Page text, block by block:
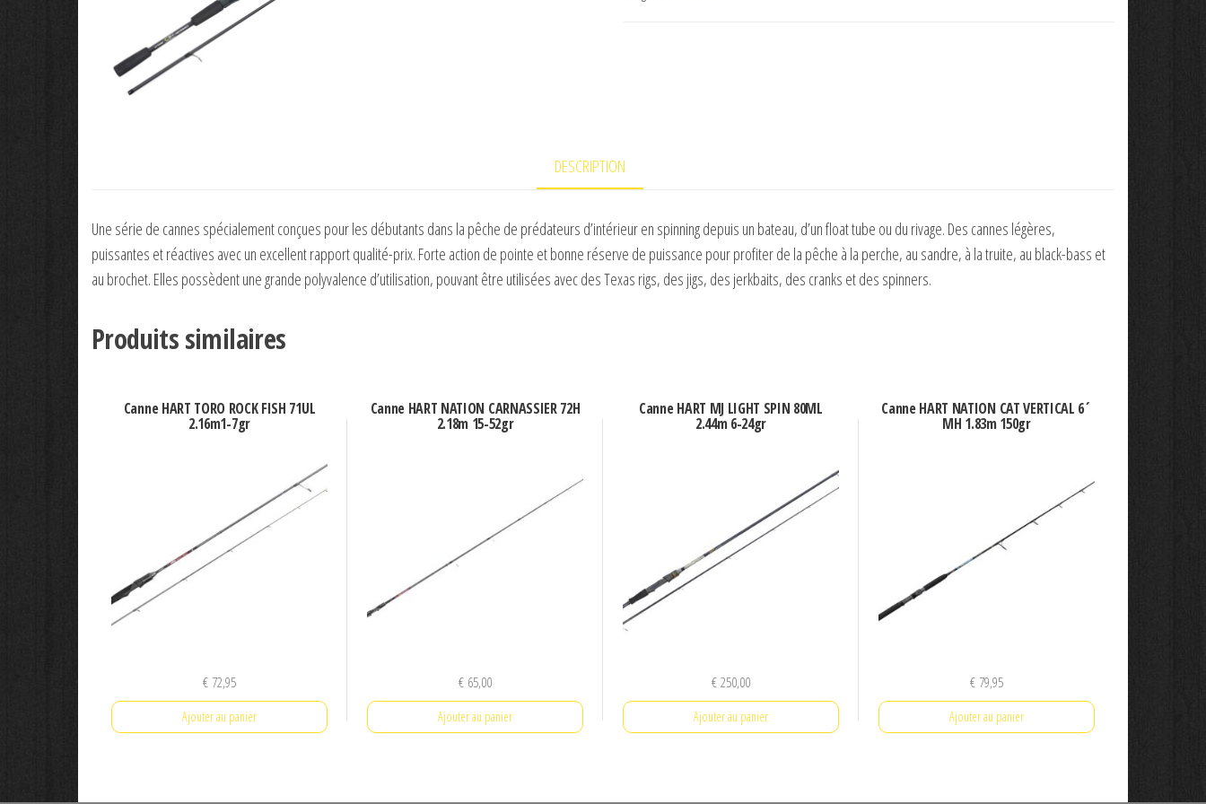
DESCRIPTION
Une série de cannes spécialement conçues pour les débutants dans la pêche de prédateurs d’intérieur en spinning depuis un bateau, d’un float tube ou du rivage. Des cannes légères,
puissantes et réactives avec un excellent rapport qualité-prix. Forte action de pointe et bonne réserve de puissance pour profiter de la pêche à la perche, au sandre, à la truite, au black-bass et
au brochet. Elles possèdent une grande polyvalence d’utilisation, pouvant être utilisées avec des Texas rigs, des jigs, des jerkbaits, des cranks et des spinners.
Produits similaires
Canne HART TORO ROCK FISH 71UL
2.16m1-7gr
€ 72,95
Ajouter au panier
Canne HART NATION CARNASSIER 72H
2.18m 15-52gr
€ 65,00
Ajouter au panier
Canne HART MJ LIGHT SPIN 80ML
2.44m 6-24gr
€250,00
Ajouter au panier
Canne HART NATION CAT VERTICAL 6´
MH 1.83m 150gr
€ 79,95
Ajouter au panier